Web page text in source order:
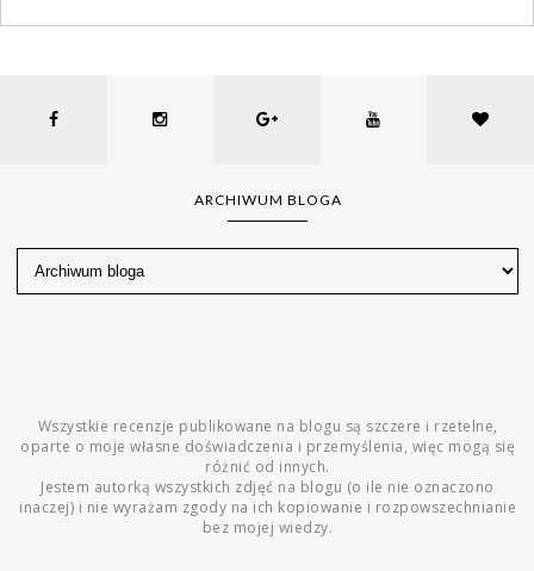
ARCHIWUM BLOGA
Wszystkie recenzje publikowane na blogu są szczere i rzetelne,
oparte o moje własne doświadczenia i przemyślenia, więc mogą się
różnić od innych.
Jestem autorką wszystkich zdjęć na blogu (o ile nie oznaczono
inaczej) i nie wyrażam zgody na ich kopiowanie i rozpowszechnianie
bez mojej wiedzy.